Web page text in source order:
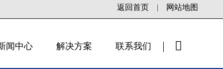
返回首页 | 网站地图
闻中心 解决方案 联系我们